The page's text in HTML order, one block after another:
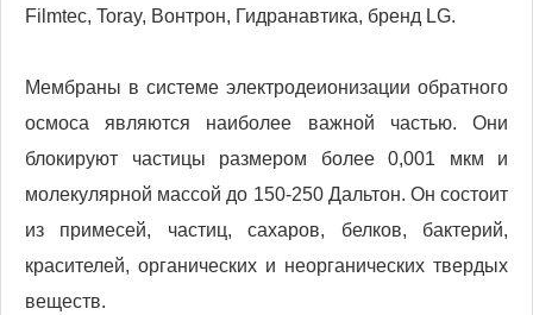
Filmtec, Toray, Вонтрон, Гидранавтика, бренд LG.
Мембраны в системе электродеионизации обратного
осмоса являются наиболее важной частью. Они
блокируют частицы размером более 0,001 мкм и
молекулярной массой до 150-250 Дальтон. Он состоит
из примесей, частиц, сахаров, белков, бактерий,
красителей, органических и неорганических твердых
веществ.